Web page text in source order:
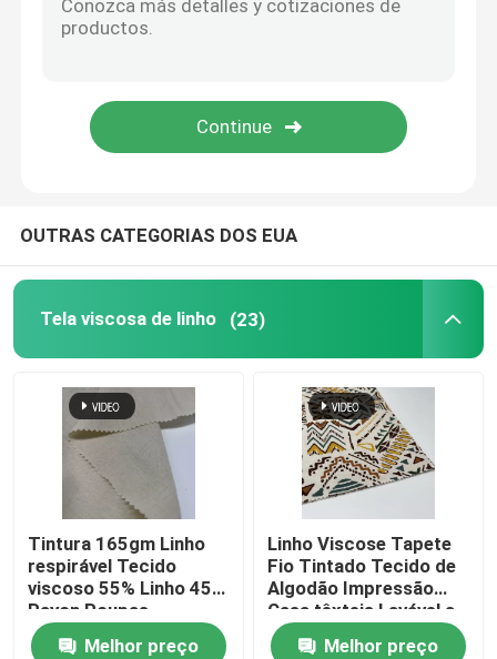
OUTRAS CATEGORIAS DOS EUA
Tela viscosa de linho (23)
Tintura 165gm Linho
respirável Tecido
viscoso 55% Linho 45%
Rayon Roupas
femininas
Melhor preço
Linho Viscose Tapete
Fio Tintado Tecido de
Algodão Impressão
Casa têxteis Lavável a
Máquina
Melhor preço